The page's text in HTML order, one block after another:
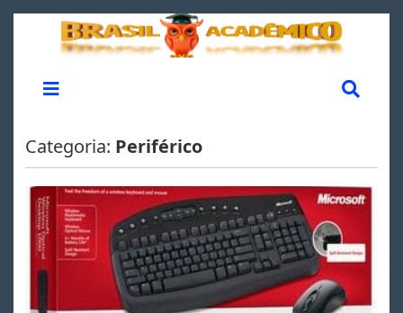
Categoria: Periférico